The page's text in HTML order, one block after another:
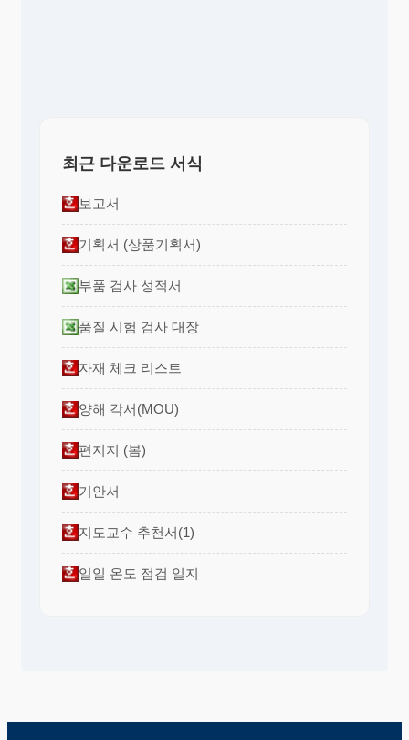
최근 다운로드 서식
보고서
기획서 (상품기획서)
부품 검사 성적서
품질 시험 검사 대장
자재 체크 리스트
양해 각서(MOU)
편지지 (봄)
기안서
지도교수 추천서(1)
일일 온도 점검 일지